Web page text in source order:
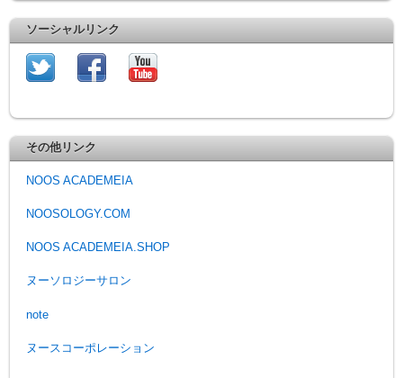
ソーシャルリンク
その他リンク
NOOS ACADEMEIA
NOOSOLOGY.COM
NOOS ACADEMEIA.SHOP
ヌーソロジーサロン
note
ヌースコーポレーション